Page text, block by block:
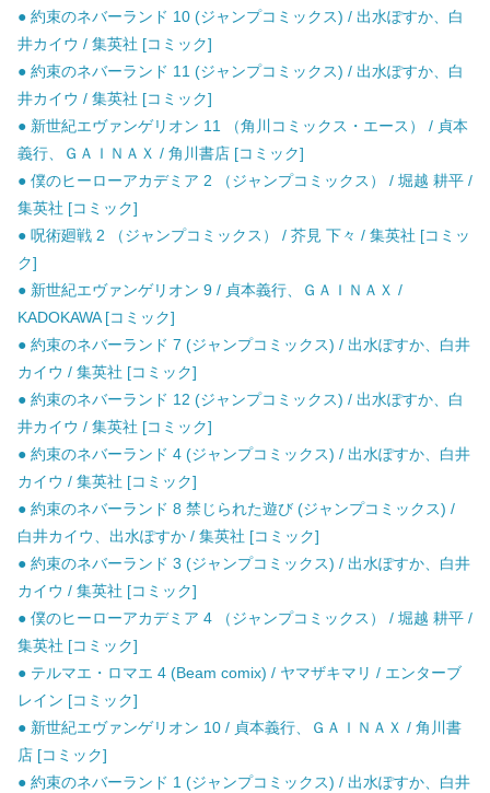
● 約束のネバーランド 10 (ジャンプコミックス) / 出水ぽすか、白
井カイウ / 集英社 [コミック]
● 約束のネバーランド 11 (ジャンプコミックス) / 出水ぽすか、白
井カイウ / 集英社 [コミック]
● 新世紀エヴァンゲリオン 11 （角川コミックス・エース） / 貞本
義行、ＧＡＩＮＡＸ / 角川書店 [コミック]
● 僕のヒーローアカデミア 2 （ジャンプコミックス） / 堀越 耕平 /
集英社 [コミック]
● 呪術廻戦 2 （ジャンプコミックス） / 芥見 下々 / 集英社 [コミッ
ク]
● 新世紀エヴァンゲリオン 9 / 貞本義行、ＧＡＩＮＡＸ /
KADOKAWA [コミック]
● 約束のネバーランド 7 (ジャンプコミックス) / 出水ぽすか、白井
カイウ / 集英社 [コミック]
● 約束のネバーランド 12 (ジャンプコミックス) / 出水ぽすか、白
井カイウ / 集英社 [コミック]
● 約束のネバーランド 4 (ジャンプコミックス) / 出水ぽすか、白井
カイウ / 集英社 [コミック]
● 約束のネバーランド 8 禁じられた遊び (ジャンプコミックス) /
白井カイウ、出水ぽすか / 集英社 [コミック]
● 約束のネバーランド 3 (ジャンプコミックス) / 出水ぽすか、白井
カイウ / 集英社 [コミック]
● 僕のヒーローアカデミア 4 （ジャンプコミックス） / 堀越 耕平 /
集英社 [コミック]
● テルマエ・ロマエ 4 (Beam comix) / ヤマザキマリ / エンターブ
レイン [コミック]
● 新世紀エヴァンゲリオン 10 / 貞本義行、ＧＡＩＮＡＸ / 角川書
店 [コミック]
● 約束のネバーランド 1 (ジャンプコミックス) / 出水ぽすか、白井